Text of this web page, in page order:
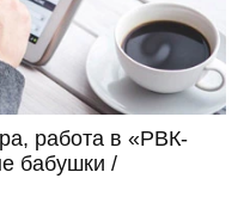
работа в «РВК-
бабушки /